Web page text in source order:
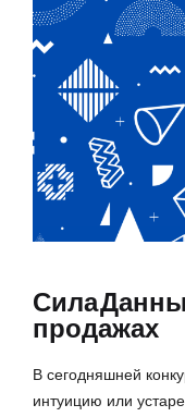
Сила
продажах
В сегодняшней
интуицию или